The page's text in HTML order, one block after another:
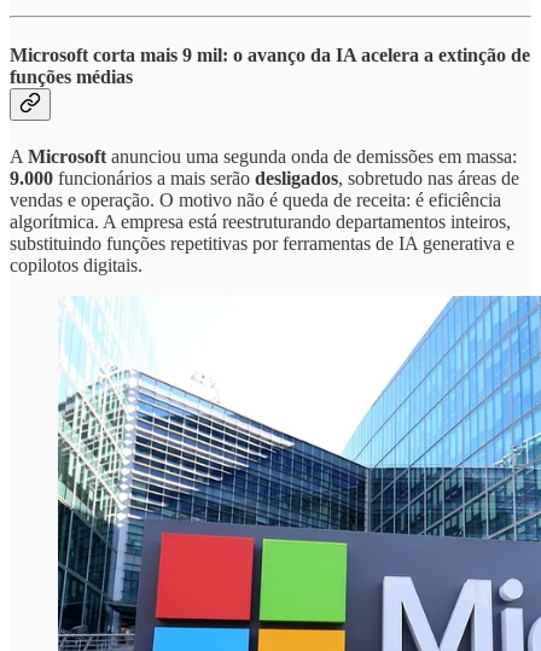
Microsoft corta mais 9 mil: o avanço da IA acelera a extinção de
funções médias
A Microsoft anunciou uma segunda onda de demissões em massa:
9.000 funcionários a mais serão desligados, sobretudo nas áreas de
vendas e operação. O motivo não é queda de receita: é eficiência
algorítmica. A empresa está reestruturando departamentos inteiros,
substituindo funções repetitivas por ferramentas de IA generativa e
copilotos digitais.